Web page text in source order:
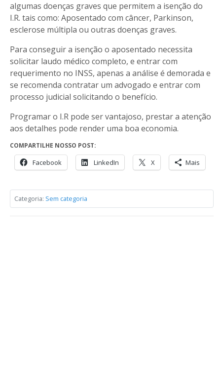
algumas doenças graves que permitem a isenção do
I.R. tais como: Aposentado com câncer, Parkinson,
esclerose múltipla ou outras doenças graves.
Para conseguir a isenção o aposentado necessita
solicitar laudo médico completo, e entrar com
requerimento no INSS, apenas a análise é demorada e
se recomenda contratar um advogado e entrar com
processo judicial solicitando o benefício.
Programar o I.R pode ser vantajoso, prestar a atenção
aos detalhes pode render uma boa economia.
COMPARTILHE NOSSO POST:
Facebook LinkedIn X Mais
Categoria: Sem categoria